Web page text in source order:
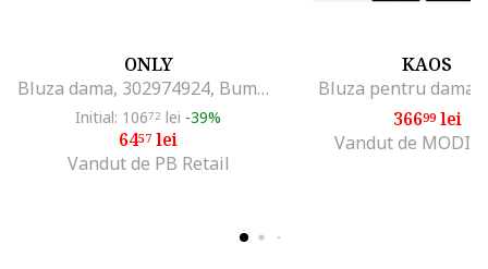
ONLY
Bluza dama, 302974924, Bumbac, Negru, Negru
Initial: 10672 lei -39%
6457 lei
Vandut de PB Retail
KAOS
Bluza pentru dama
36699lei
Vandut de